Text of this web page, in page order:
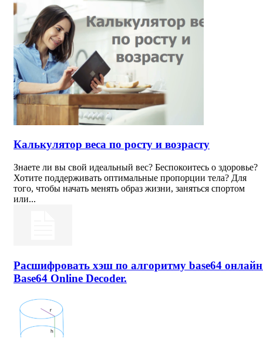
Калькулятор веса по росту и возрасту
Знаете ли вы свой идеальный вес? Беспокоитесь о здоровье?
Хотите поддерживать оптимальные пропорции тела? Для
того, чтобы начать менять образ жизни, заняться спортом
или...
Расшифровать хэш по алгоритму base64
Base64 Online Decoder.